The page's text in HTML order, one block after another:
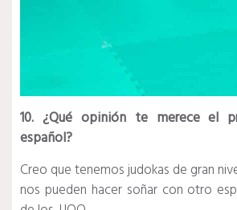
10. ¿Qué opinión te merece el
español?
Creo que tenemos judokas de gran
nos pueden hacer soñar con otro